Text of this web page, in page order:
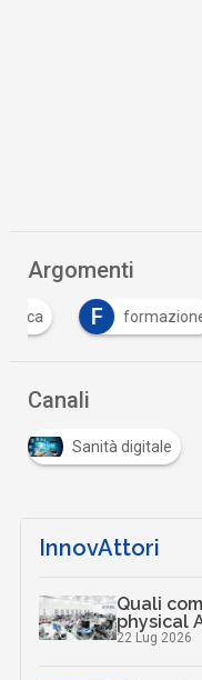
Argomenti
F
formazione
Canali
Sanità digitale
InnovAttori
Quali
physical
22 Lug 2026